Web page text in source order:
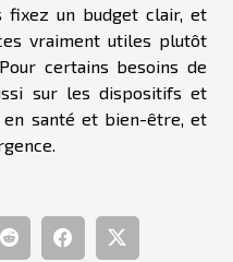
fixez un budget clair, et
vraiment utiles plutôt
certains besoins de
sur les dispositifs et
en santé et bien-être, et